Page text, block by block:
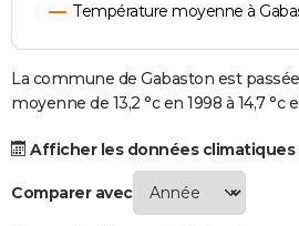
S'inscrire
Se connecter
Lycées
Collèges
Primaires
Universités
Entreprises
Service militaire
Avis de recherche
AVIS DE DÉCÈS
Température moyenne à
La commune de Gabaston est
moyenne de 13,2 °c en 1998 à 14,7 °c
Afficher les données climatiques
Comparer avec